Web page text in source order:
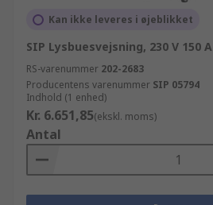
Kan ikke leveres i øjeblikket
SIP Lysbuesvejsning, 230 V 150 A
RS-varenummer 202-2683
Producentens varenummer SIP 05794
Indhold (1 enhed)
Kr. 6.651,85(ekskl. moms)
Antal